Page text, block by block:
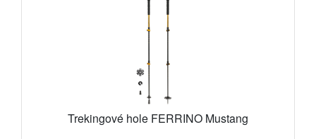
Trekingové hole FERRINO Mustang